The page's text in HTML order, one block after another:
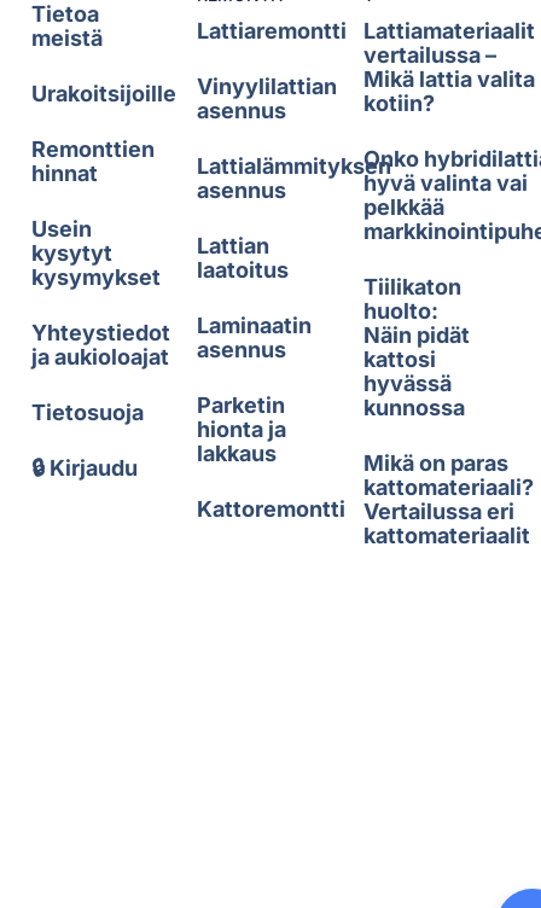
Tietoa
meistä
Urakoitsijoille
Remonttien
hinnat
Usein
kysytyt
kysymykset
Yhteystiedot
ja aukioloajat
Tietosuoja
🔒 Kirjaudu
Lattiaremontti
Vinyylilattian
asennus
Lattialämmityksen
asennus
Lattian
laatoitus
Laminaatin
asennus
Parketin
hionta ja
lakkaus
Kattoremontti
Lattiamateriaalit
vertailussa –
Mikä lattia valita
kotiin?
Onko
hyvä valinta vai
pelkkää
Tiilikaton
huolto:
Näin pidät
kattosi
hyvässä
kunnossa
Mikä on paras
kattomateriaali?
Vertailussa eri
kattomateriaalit